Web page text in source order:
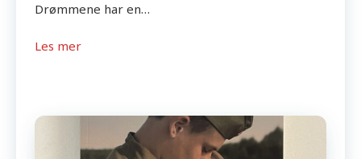
Drømmene har en…
Les mer